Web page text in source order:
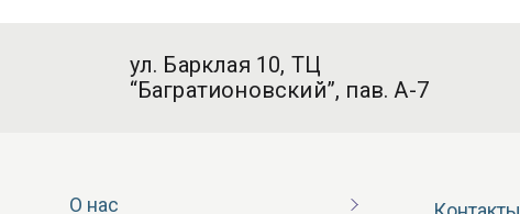
ул. Барклая 10, ТЦ
“Багратионовский”, пав. А-7
О нас